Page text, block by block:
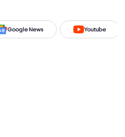
Google News Youtube